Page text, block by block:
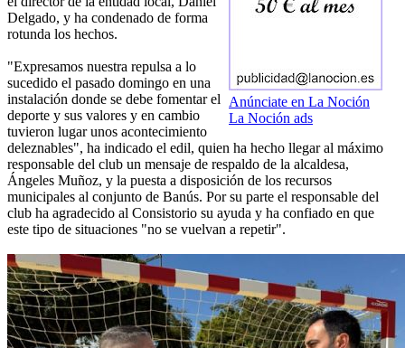
Anúnciate en La Noción
La Noción ads
Delgado, y ha condenado de forma
rotunda los hechos.
"Expresamos nuestra repulsa a lo
sucedido el pasado domingo en una
instalación donde se debe fomentar el
deporte y sus valores y en cambio
tuvieron lugar unos acontecimiento
deleznables", ha indicado el edil, quien ha hecho llegar al máximo
responsable del club un mensaje de respaldo de la alcaldesa,
Ángeles Muñoz, y la puesta a disposición de los recursos
municipales al conjunto de Banús. Por su parte el responsable del
club ha agradecido al Consistorio su ayuda y ha confiado en que
este tipo de situaciones "no se vuelvan a repetir".